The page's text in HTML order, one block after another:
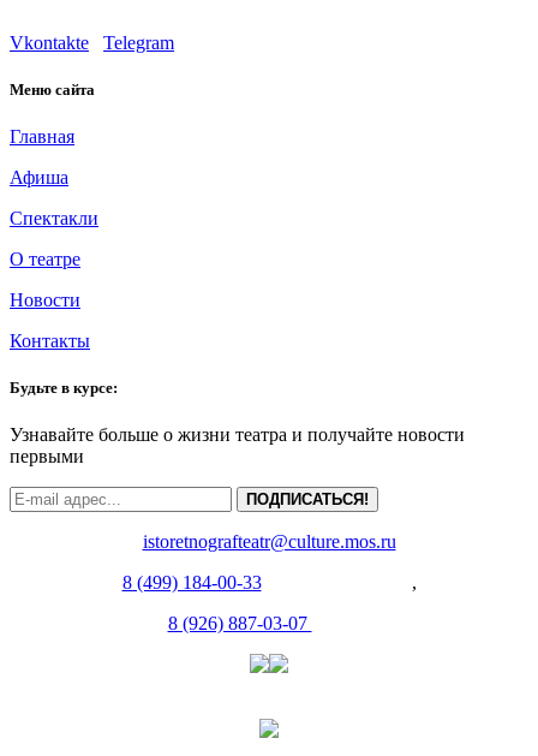
Vkontakte Telegram
Меню сайта
Главная
Афиша
Спектакли
О театре
Новости
Контакты
Будьте в курсе:
Узнавайте больше о жизни театра и получайте новости
первыми
ПОДПИСАТЬСЯ!
istoretnografteatr@culture.mos.ru
8 (499) 184-00-33
,
8 (926) 887-03-07